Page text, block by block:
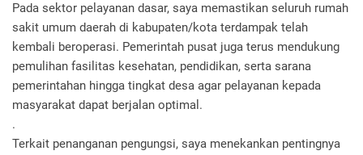
Pada sektor pelayanan dasar, saya memastikan seluruh rumah
sakit umum daerah di kabupaten/kota terdampak telah
kembali beroperasi. Pemerintah pusat juga terus mendukung
pemulihan fasilitas kesehatan, pendidikan, serta sarana
pemerintahan hingga tingkat desa agar pelayanan kepada
masyarakat dapat berjalan optimal.
.
Terkait penanganan pengungsi, saya menekankan pentingnya